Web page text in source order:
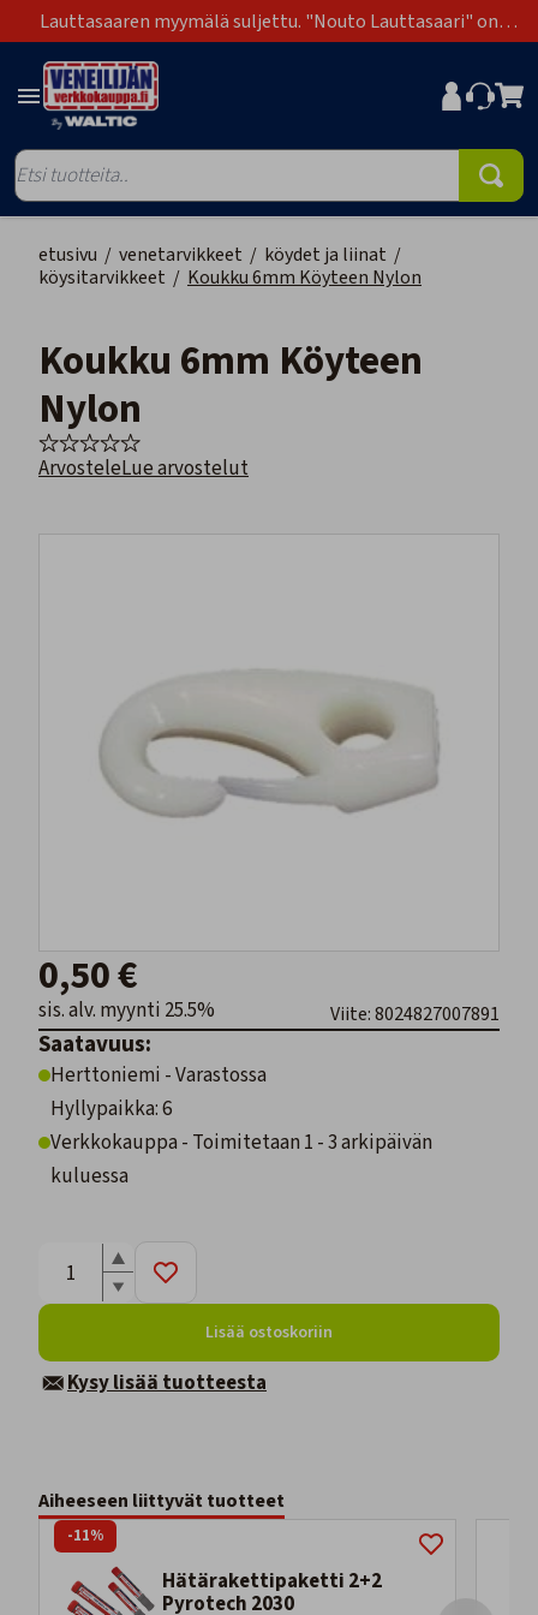
Lauttasaaren myymälä suljettu. "Nouto Lauttasaari" on
poistunut toimitustapavaihtoehdoista.
etusivu / venetarvikkeet / köydet ja liinat /
köysitarvikkeet / Koukku 6mm Köyteen Nylon
Koukku 6mm Köyteen
Nylon
ArvosteleLue arvostelut
0,50 €
sis. alv. myynti 25.5% Viite: 8024827007891
Saatavuus:
Herttoniemi - Varastossa
Hyllypaikka: 6
Verkkokauppa - Toimitetaan 1 - 3 arkipäivän
kuluessa
Lisää ostoskoriin
Kysy lisää tuotteesta
Aiheeseen liittyvät tuotteet
Hätärakettipaketti 2+2
Pyrotech 2030
-11%